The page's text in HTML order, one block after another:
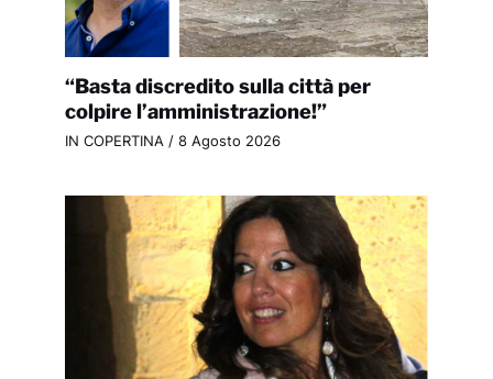
“Basta discredito sulla città per
colpire l’amministrazione!”
IN COPERTINA / 8 Agosto 2026